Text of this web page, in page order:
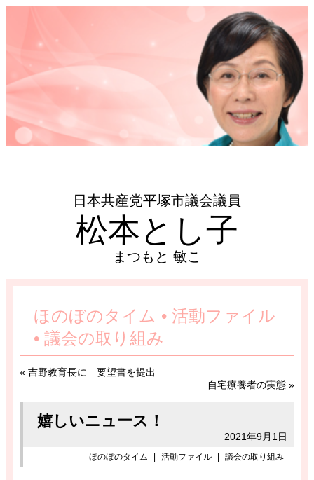
松本とし子
まつもと 敏こ
日本共産党平塚市議会議員
ほのぼのタイム • 活動ファイル
• 議会の取り組み
« 吉野教育長に 要望書を提出
自宅療養者の実態 »
嬉しいニュース！
2021年9月1日
ほのぼのタイム 活動ファイル 議会の取り組み